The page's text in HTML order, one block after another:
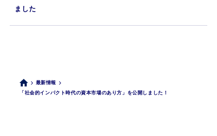
ました
最新情報
「社会的インパクト時代の資本市場のあり方」を公開しました！